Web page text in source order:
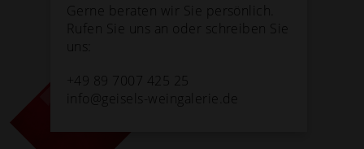
Gerne beraten wir Sie persönlich.
Rufen Sie uns an oder schreiben Sie
uns:
+49 89 7007 425 25
info@geisels-weingalerie.de